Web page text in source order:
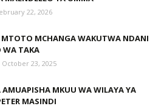
22, 2026
MCHANGA WAKUTWA NDANI
WA TAKA
23, 2025
AMUAPISHA MKUU WA WILAYA YA
MASINDI